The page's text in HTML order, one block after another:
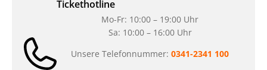
Tickethotline
Mo-Fr: 10:00 – 19:00 Uhr
Sa: 10:00 – 16:00 Uhr
Unsere Telefonnummer: 0341-2341 100